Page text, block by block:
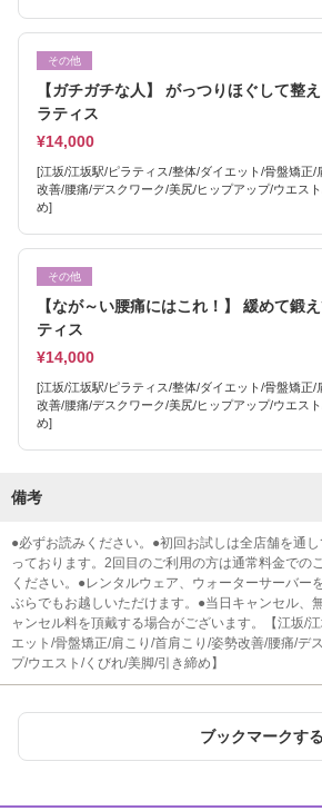
その他
【ガチガチな人】 がっつりほぐして整
ラティス
¥14,000
[江坂/江坂駅/ピラティス/整体/ダイエット/骨盤矯正/
改善/腰痛/デスクワーク/美尻/ヒップアップ/ウエス
め]
その他
【なが～い腰痛にはこれ！】 緩めて鍛
ティス
¥14,000
[江坂/江坂駅/ピラティス/整体/ダイエット/骨盤矯正/
改善/腰痛/デスクワーク/美尻/ヒップアップ/ウエス
め]
備考
●必ずお読みください。●初回お試しは全店舗を通
っております。2回目のご利用の方は通常料金での
ください。●レンタルウェア、ウォーターサーバー
ぶらでもお越しいただけます。●当日キャンセル、
ャンセル料を頂戴する場合がございます。【江坂/
エット/骨盤矯正/肩こり/首肩こり/姿勢改善/腰痛/デ
プ/ウエスト/くびれ/美脚/引き締め】
ブックマークする